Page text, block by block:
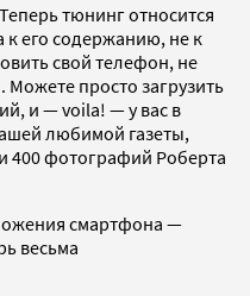
тюнинг относится
к его содержанию, не к
свой телефон, не
Можете просто загрузить
и — voila! — у вас в
любимой газеты,
400 фотографий Роберта
смартфона —
весьма